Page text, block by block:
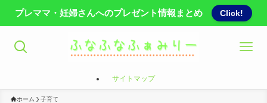
プレママ・妊婦さんへのプレゼント情報まとめ Click!
サイトマップ
ホーム 子育て